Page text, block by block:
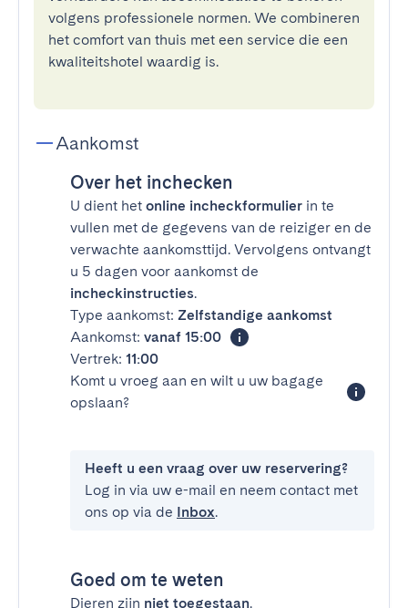
volgens professionele normen. We combineren
het comfort van thuis met een service die een
kwaliteitshotel waardig is.
Aankomst
Over het inchecken
U dient het online incheckformulier in te
vullen met de gegevens van de reiziger en de
verwachte aankomsttijd. Vervolgens ontvangt
u 5 dagen voor aankomst de
incheckinstructies.
Type aankomst: Zelfstandige aankomst
Aankomst: vanaf 15:00
Vertrek: 11:00
Komt u vroeg aan en wilt u uw bagage
opslaan?
Heeft u een vraag over uw reservering?
Log in via uw e-mail en neem contact met
ons op via de Inbox.
Goed om te weten
Dieren zijn niet toegestaan.